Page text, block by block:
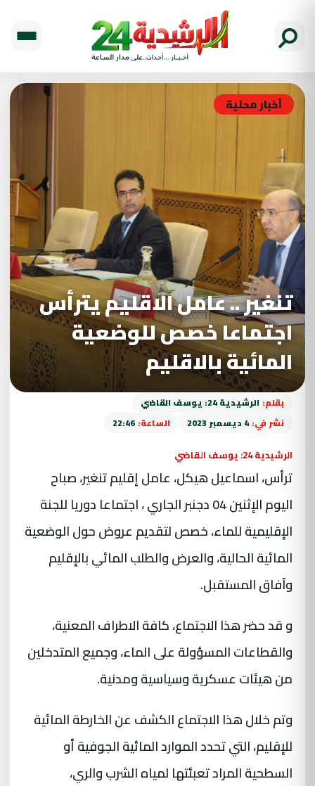
أخبار محلية
تنغير .. عامل الاقليم يترأس
اجتماعا خصص للوضعية
المائية بالاقليم
بقلم: الرشيدية 24: يوسف القاضي
نشر في: 4 ديسمبر 2023 الساعة: 22:46
الرشيدية 24: يوسف القاضي
ترأس، اسماعيل هيكل، عامل إقليم تنغير، صباح
اليوم الإثنين 04 دجنبر الجاري ، اجتماعا دوريا للجنة
الإقليمية للماء، خصص لتقديم عروض حول الوضعية
المائية الحالية، والعرض والطلب المائي بالإقليم
وآفاق المستقبل.
و قد حضر هذا الاجتماع، كافة الاطراف المعنية،
والقطاعات المسؤولة على الماء، وجميع المتدخلين
من هيئات عسكرية وسياسية ومدنية.
وتم خلال هذا الاجتماع الكشف عن الخارطة المائية
للإقليم، التي تحدد الموارد المائية الجوفية أو
السطحية المراد تعبئتها لمياه الشرب والري،